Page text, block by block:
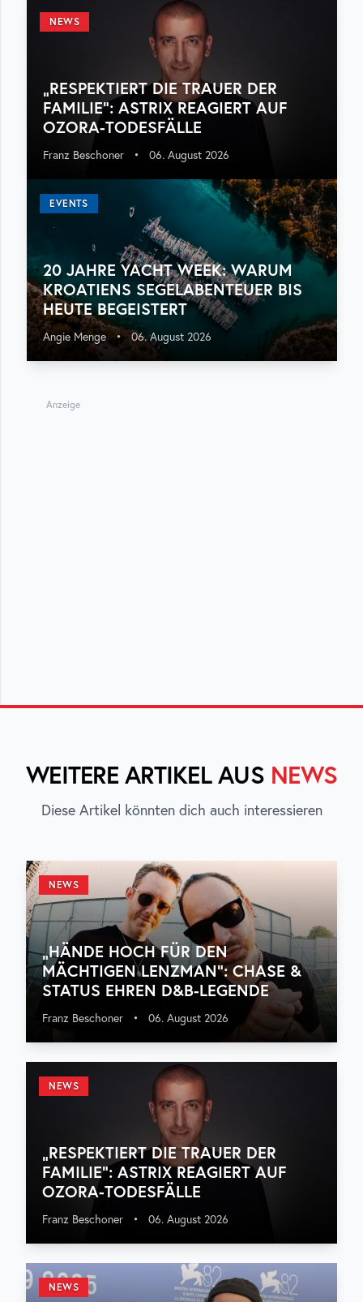
NEWS
„RESPEKTIERT DIE TRAUER DER
FAMILIE“: ASTRIX REAGIERT AUF
OZORA-TODESFÄLLE
Franz Beschoner • 06. August 2026
EVENTS
20 JAHRE YACHT WEEK: WARUM
KROATIENS SEGELABENTEUER BIS
HEUTE BEGEISTERT
Angie Menge • 06. August 2026
Anzeige
WEITERE ARTIKEL AUS NEWS
Diese Artikel könnten dich auch interessieren
NEWS
„HÄNDE HOCH FÜR DEN
MÄCHTIGEN LENZMAN“: CHASE &
STATUS EHREN D&B-LEGENDE
Franz Beschoner • 06. August 2026
NEWS
„RESPEKTIERT DIE TRAUER DER
FAMILIE“: ASTRIX REAGIERT AUF
OZORA-TODESFÄLLE
Franz Beschoner • 06. August 2026
NEWS